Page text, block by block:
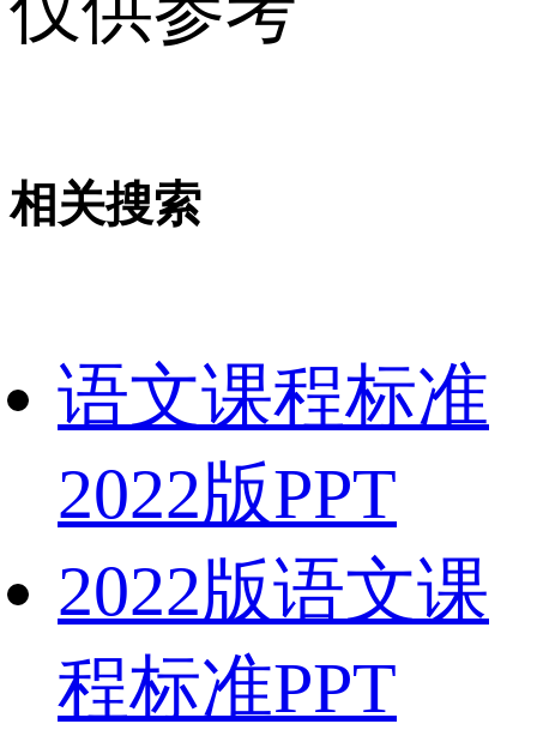
相关搜索
语文课程标准
2022版PPT
2022版语文课
程标准PPT